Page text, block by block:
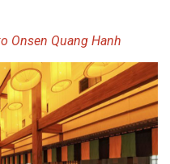
Onsen Quang Hanh